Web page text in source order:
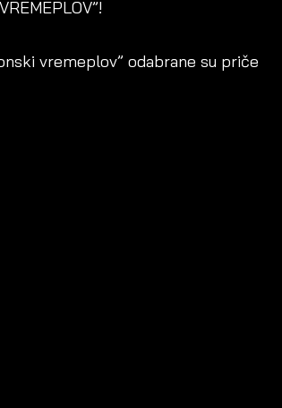
vremeplov” odabrane su priče